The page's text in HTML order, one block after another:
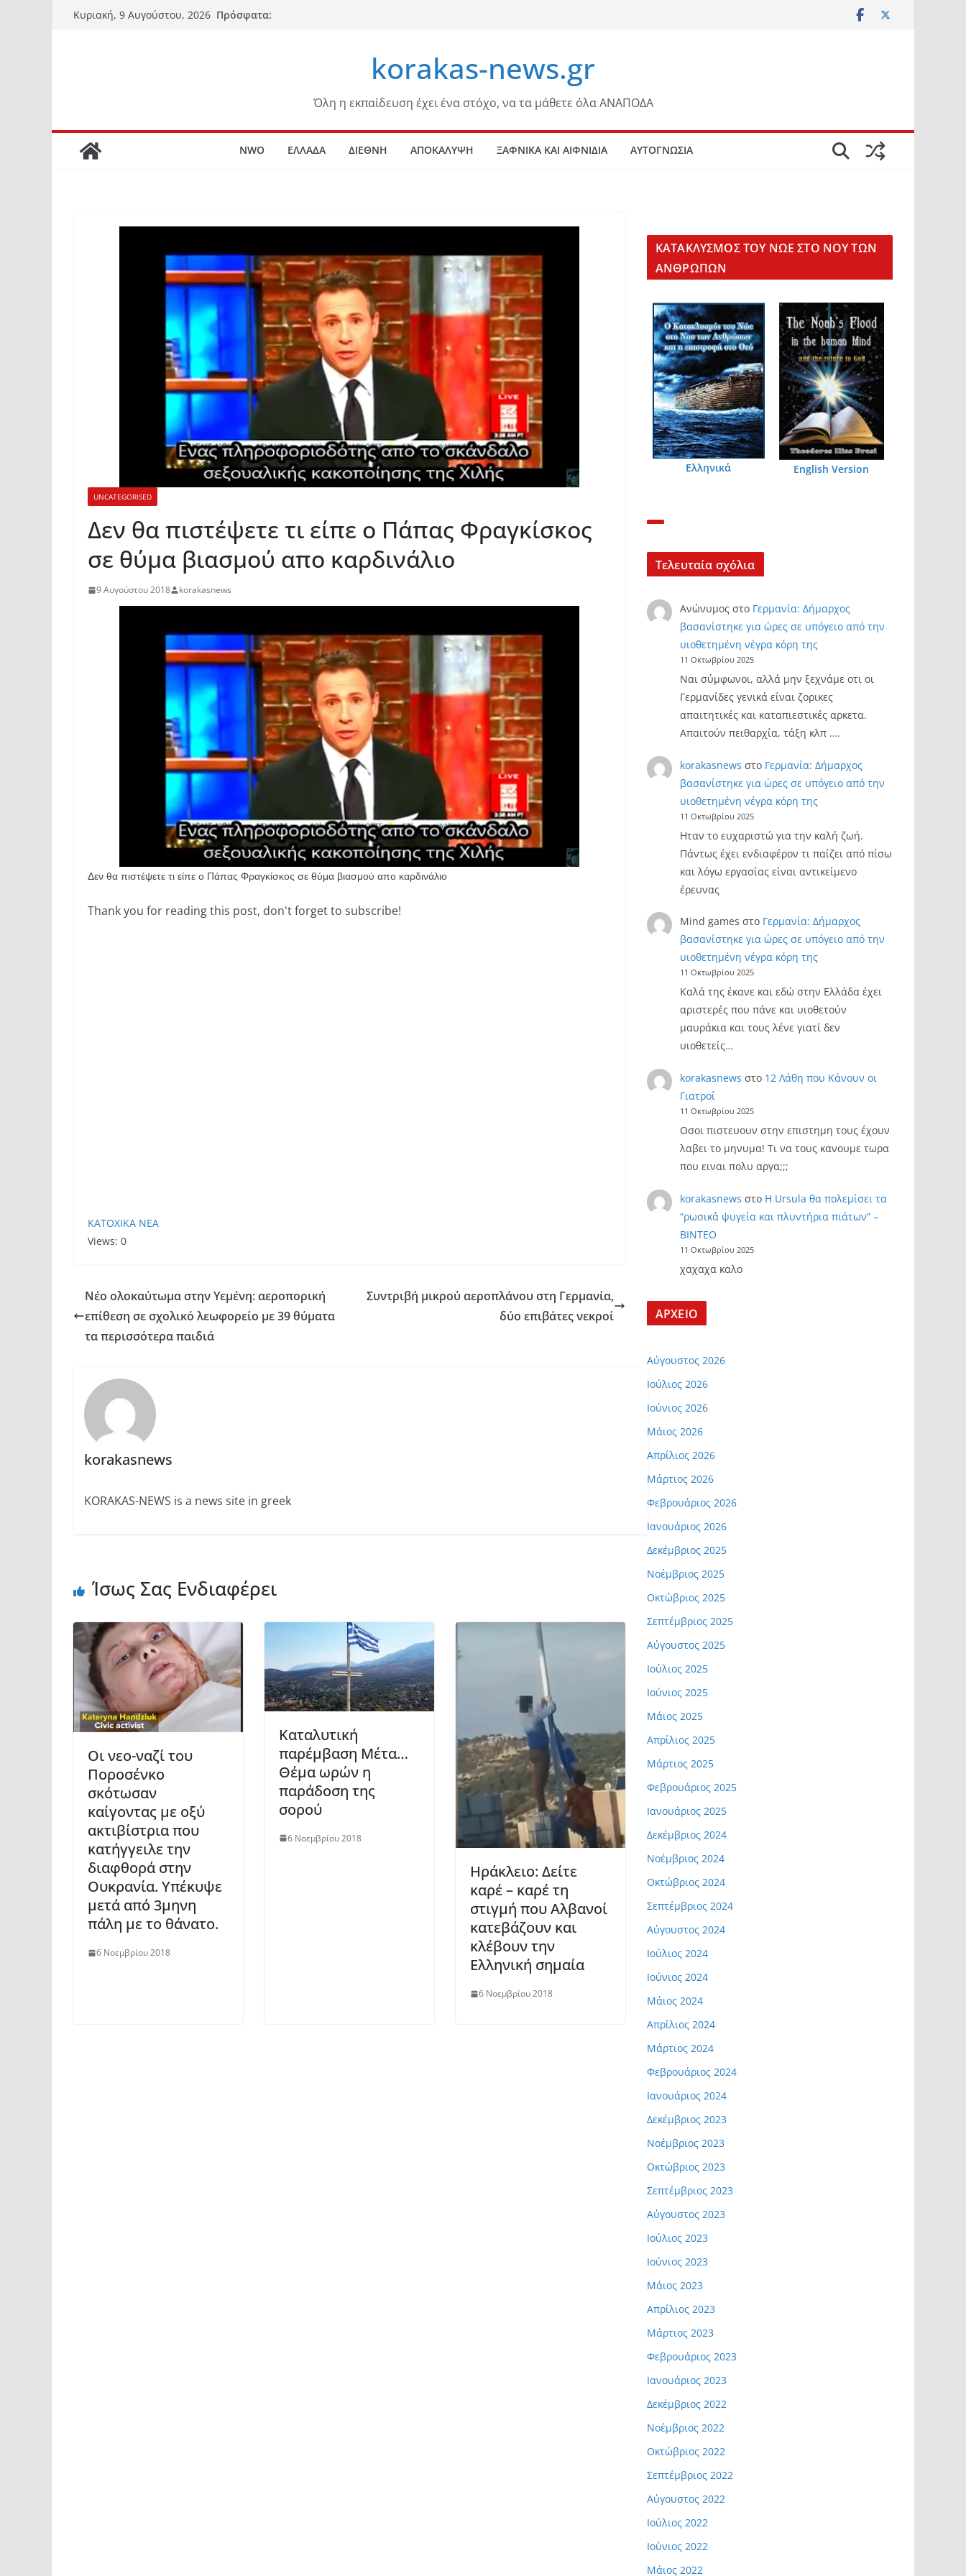
Μετάβαση
Κυριακή, 9 Αυγούστου, 2026 Πρόσφατα:
korakas-news.gr
Όλη η εκπαίδευση έχει ένα στόχο, να τα μάθετε όλα ΑΝΑΠΟΔΑ
NWO ΕΛΛΑΔΑ ΔΙΕΘΝΗ ΑΠΟΚΑΛΥΨΗ ΞΑΦΝΙΚΑ ΚΑΙ ΑΙΦΝΙΔΙΑ ΑΥΤΟΓΝΩΣΙΑ
UNCATEGORISED
Δεν θα πιστέψετε τι είπε ο Πάπας Φραγκίσκος
σε θύμα βιασμού απο καρδινάλιο
9 Αυγούστου 2018 korakasnews
Δεν θα πιστέψετε τι είπε ο Πάπας Φραγκίσκος σε θύμα βιασμού απο καρδινάλιο
Thank you for reading this post, don't forget to subscribe!
KATOXIKA NEA
Views: 0
Νέο ολοκαύτωμα στην Υεμένη: αεροπορική
επίθεση σε σχολικό λεωφορείο με 39 θύματα
τα περισσότερα παιδιά
Συντριβή μικρού αεροπλάνου στη Γερμανία,
δύο επιβάτες νεκροί
korakasnews
KORAKAS-NEWS is a news site in greek
Ίσως Σας Ενδιαφέρει
Οι νεο-ναζί του
Ποροσένκο
σκότωσαν
καίγοντας με οξύ
ακτιβίστρια που
κατήγγειλε την
διαφθορά στην
Ουκρανία. Υπέκυψε
μετά από 3μηνη
πάλη με το θάνατο.
6 Νοεμβρίου 2018
Καταλυτική
παρέμβαση Μέτα…
Θέμα ωρών η
παράδοση της
σορού
6 Νοεμβρίου 2018
Ηράκλειο: Δείτε
καρέ – καρέ τη
στιγμή που Αλβανοί
κατεβάζουν και
κλέβουν την
Ελληνική σημαία
6 Νοεμβρίου 2018
KΑΤΑΚΛΥΣΜΟΣ ΤΟΥ ΝΩΕ ΣΤΟ ΝΟΥ ΤΩΝ
ΑΝΘΡΩΠΩΝ
Ελληνικά English Version
Τελευταία σχόλια
Ανώνυμοςστο Γερμανία: Δήμαρχος
βασανίστηκε για ώρες σε υπόγειο από την
υιοθετημένη νέγρα κόρη της
11 Οκτωβρίου 2025
Ναι σύμφωνοι, αλλά μην ξεχνάμε οτι οι
Γερμανίδες γενικά είναι ζορικες
απαιτητικές και καταπιεστικές αρκετα.
Απαιτούν πειθαρχία, τάξη κλπ .…
korakasnews στο Γερμανία: Δήμαρχος
βασανίστηκε για ώρες σε υπόγειο από την
υιοθετημένη νέγρα κόρη της
11 Οκτωβρίου 2025
Ηταν το ευχαριστώ για την καλή ζωή.
Πάντως έχει ενδιαφέρον τι παίζει από πίσω
και λόγω εργασίας είναι αντικείμενο
έρευνας
Mind games στο Γερμανία: Δήμαρχος
βασανίστηκε για ώρες σε υπόγειο από την
υιοθετημένη νέγρα κόρη της
11 Οκτωβρίου 2025
Καλά της έκανε και εδώ στην Ελλάδα έχει
αριστερές που πάνε και υιοθετούν
μαυράκια και τους λένε γιατί δεν
υιοθετείς…
korakasnews στο 12 Λάθη που Κάνουν οι
Γιατροί
11 Οκτωβρίου 2025
Οσοι πιστευουν στην επιστημη τους έχουν
λαβει το μηνυμα! Τι να τους κανουμε τωρα
που ειναι πολυ αργα;;;
korakasnews στο Η Ursula θα πολεμίσει τα
“ρωσικά ψυγεία και πλυντήρια πιάτων” –
ΒΙΝΤΕΟ
11 Οκτωβρίου 2025
χαχαχα καλο
ΑΡΧΕΙΟ
Αύγουστος 2026
Ιούλιος 2026
Ιούνιος 2026
Μάιος 2026
Απρίλιος 2026
Μάρτιος 2026
Φεβρουάριος 2026
Ιανουάριος 2026
Δεκέμβριος 2025
Νοέμβριος 2025
Οκτώβριος 2025
Σεπτέμβριος 2025
Αύγουστος 2025
Ιούλιος 2025
Ιούνιος 2025
Μάιος 2025
Απρίλιος 2025
Μάρτιος 2025
Φεβρουάριος 2025
Ιανουάριος 2025
Δεκέμβριος 2024
Νοέμβριος 2024
Οκτώβριος 2024
Σεπτέμβριος 2024
Αύγουστος 2024
Ιούλιος 2024
Ιούνιος 2024
Μάιος 2024
Απρίλιος 2024
Μάρτιος 2024
Φεβρουάριος 2024
Ιανουάριος 2024
Δεκέμβριος 2023
Νοέμβριος 2023
Οκτώβριος 2023
Σεπτέμβριος 2023
Αύγουστος 2023
Ιούλιος 2023
Ιούνιος 2023
Μάιος 2023
Απρίλιος 2023
Μάρτιος 2023
Φεβρουάριος 2023
Ιανουάριος 2023
Δεκέμβριος 2022
Νοέμβριος 2022
Οκτώβριος 2022
Σεπτέμβριος 2022
Αύγουστος 2022
Ιούλιος 2022
Ιούνιος 2022
Μάιος 2022